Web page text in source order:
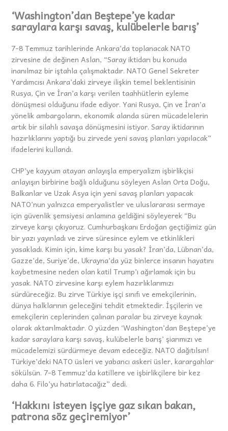
‘Washington’dan Beştepe’ye kadar
saraylara karşı savaş, kulübelerle barış’
7-8 Temmuz tarihlerinde Ankara’da toplanacak NATO
zirvesine de değinen Aslan, “Saray iktidarı bu konuda
inanılmaz bir iştahla çalışmaktadır. NATO Genel Sekreter
Yardımcısı Ankara’daki zirveye ilişkin temel beklentisinin
Rusya, Çin ve İran’a karşı verilen taahhütlerin eyleme
dönüşmesi olduğunu ifade ediyor. Yani Rusya, Çin ve İran’a
yönelik ambargoların, ekonomik alanda süren mücadelelerin
artık bir silahlı savaşa dönüşmesini istiyor. Saray iktidarının
hazırlıklarını yaptığı bu zirvede yeni savaş planları yapılacak”
ifadelerini kullandı.
CHP’ye kayyum atayan anlayışla emperyalizm işbirlikçisi
anlayışın birbirine bağlı olduğunu söyleyen Aslan Orta Doğu,
Balkanlar ve Uzak Asya için yeni savaş planları yapacak
NATO’nun yalnızca emperyalistler ve uluslararası sermaye
için güvenlik şemsiyesi anlamına geldiğini söyleyerek “Bu
zirveye karşı çıkıyoruz. Cumhurbaşkanı Erdoğan geçtiğimiz gün
bir yazı yayınladı ve zirve süresince eylem ve etkinlikleri
yasakladı. Kimin için, kime karşı bu yasak? İran’da, Lübnan’da,
Gazze’de, Suriye’de, Ukrayna’da yüz binlerce insanın hayatını
kaybetmesine neden olan katil Trump’ı ağırlamak için bu
yasak. NATO zirvesine karşı eylem hazırlıklarımızı
sürdüreceğiz. Bu zirve Türkiye işçi sınıfı ve emekçilerinin,
dünya halklarının geleceğini tehdit etmektedir. İşçilerin ve
emekçilerin ceplerinden çalınan paralar bu zirveye kaynak
olarak aktarılmaktadır. O yüzden ‘Washington’dan Beştepe’ye
kadar saraylara karşı savaş, kulübelerle barış’ şiarımızı ve
mücadelemizi sürdürmeye devam edeceğiz. NATO dağıtılsın!
Türkiye’deki NATO üsleri ve yabancı askeri üsler, karargahlar
sökülsün. 7-8 Temmuz’da katillere ve işbirlikçilere bir kez
daha 6. Filo’yu hatırlatacağız” dedi.
‘Hakkını isteyen işçiye gaz sıkan bakan,
patrona söz geçiremiyor’